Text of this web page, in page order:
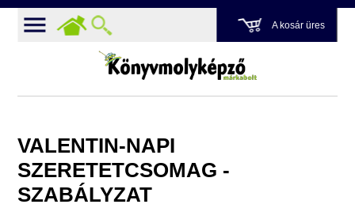
A kosár üres
VALENTIN-NAPI
SZERETETCSOMAG -
SZABÁLYZAT